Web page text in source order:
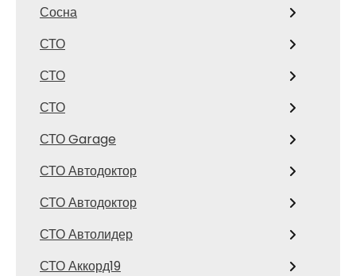
Сосна
СТО
СТО
СТО
СТО Garage
СТО Автодоктор
СТО Автодоктор
СТО Автолидер
СТО Аккорд19